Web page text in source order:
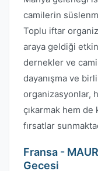
camilerin
Toplu iftar
araya geldiği
dernekler ve
dayanışma ve
organizasyonlar,
çıkarmak hem
fırsatlar
Fransa -
Gecesi